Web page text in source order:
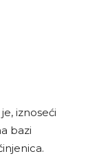
iznoseći
bazi